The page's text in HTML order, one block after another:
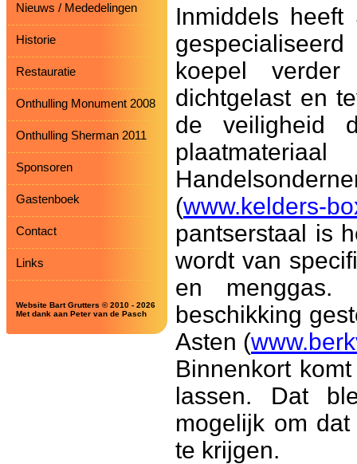
Nieuws / Mededelingen
Historie
Restauratie
Onthulling Monument 2008
Onthulling Sherman 2011
Sponsoren
Gastenboek
Contact
Links
Website Bart Grutters © 2010 - 2026
Met dank aan Peter van de Pasch
Inmiddels
koepel
dichtgelast en
de veiligheid
(www.kelders-
pantserstaal is
wordt van
en menggas.
beschikking
Asten (
Binnenkort
lassen. Dat
mogelijk om
te krijgen.